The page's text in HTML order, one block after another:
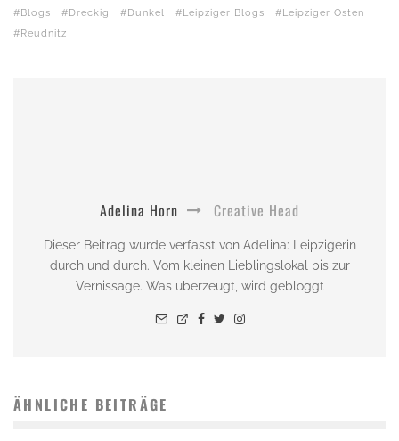
Blogs Dreckig Dunkel Leipziger Blogs
Leipziger Osten
Reudnitz
Adelina Horn Creative Head
Dieser Beitrag wurde verfasst von Adelina: Leipzigerin
durch und durch. Vom kleinen Lieblingslokal bis zur
Vernissage. Was überzeugt, wird gebloggt
ÄHNLICHE BEITRÄGE